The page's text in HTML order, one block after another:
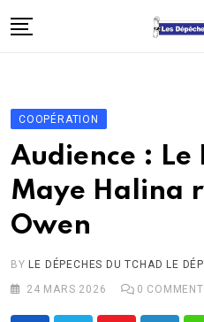
to
Économie
Santé
Éducation
Société
Afrique
International
COOPÉRATION
Audience : Le
Maye Halina
Owen
BY LE DÉPECHES DU TCHAD LE
24 MARS 2026
0